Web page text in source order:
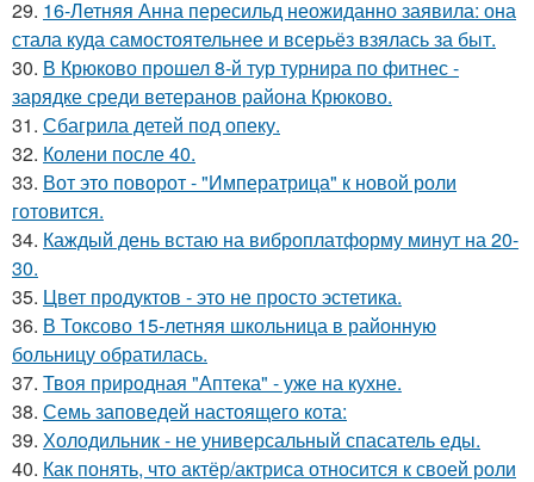
29. 16-Летняя Анна пересильд неожиданно заявила: она
стала куда самостоятельнее и всерьёз взялась за быт.
30. В Крюково прошел 8-й тур турнира по фитнес -
зарядке среди ветеранов района Крюково.
31. Сбагрила детей под опеку.
32. Колени после 40.
33. Вот это поворот - "Императрица" к новой роли
готовится.
34. Каждый день встаю на виброплатформу минут на 20-
30.
35. Цвет продуктов - это не просто эстетика.
36. В Токсово 15-летняя школьница в районную
больницу обратилась.
37. Твоя природная "Аптека" - уже на кухне.
38. Семь заповедей настоящего кота:
39. Холодильник - не универсальный спасатель еды.
40. Как понять, что актёр/актриса относится к своей роли